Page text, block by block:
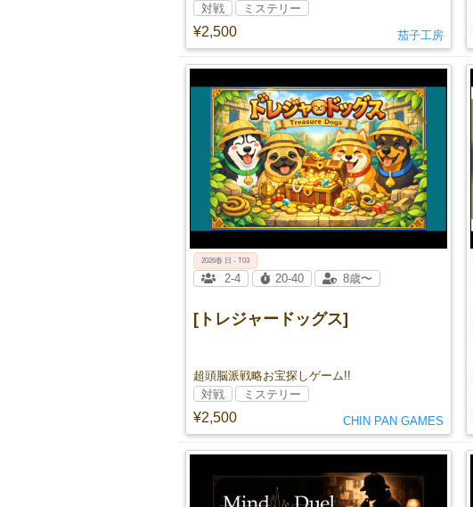
¥2,500
対戦 ミステリー
茄子工房
[トレジャードッグス]
超頭脳派戦略お宝探しゲーム!!
¥2,500
2026春 日 - T03
2-4 20-40 8歳〜
対戦 ミステリー
CHIN PAN GAMES